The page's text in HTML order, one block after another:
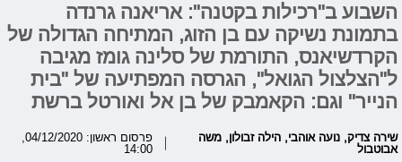
השבוע ב"רכילות בקטנה": אריאנה גרנדה
בתמונת נשיקה עם בן הזוג, המתיחה הגדולה של
הקרדשיאנס, התורמת של סלינה גומז מגיבה
ל"הצלצול הגואל", הגרסה המפתיעה של "בית
הנייר" וגם: הקאמבק של בן אל ואורטל ברשת
שירה צדיק, נועה אוהבי, הילה זבולון, משה
אבוטבול
14:00